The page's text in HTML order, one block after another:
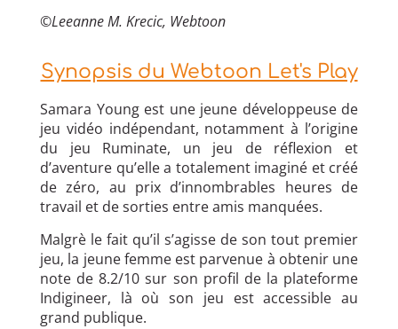
©Leeanne M. Krecic, Webtoon
Synopsis du Webtoon Let's Play
Samara Young est une jeune développeuse de
jeu vidéo indépendant, notamment à l’origine
du jeu Ruminate, un jeu de réflexion et
d’aventure qu’elle a totalement imaginé et créé
de zéro, au prix d’innombrables heures de
travail et de sorties entre amis manquées.
Malgrè le fait qu’il s’agisse de son tout premier
jeu, la jeune femme est parvenue à obtenir une
note de 8.2/10 sur son profil de la plateforme
Indigineer, là où son jeu est accessible au
grand publique.